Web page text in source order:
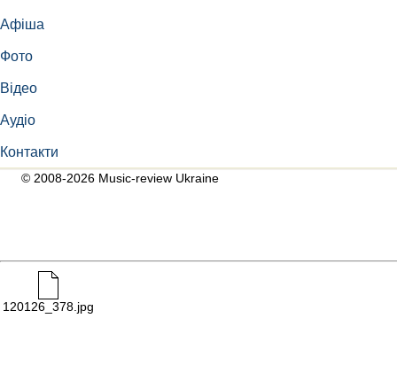
Афіша
Фото
Відео
Аудіо
Контакти
© 2008-2026 Music-review Ukraine
120126_378.jpg